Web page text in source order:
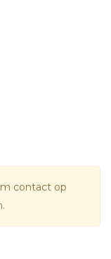
radio's in de
En wat heeft
contact op